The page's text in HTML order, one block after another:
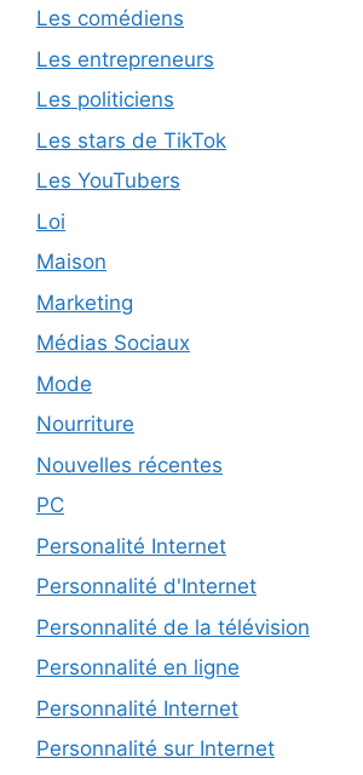
Les comédiens
Les entrepreneurs
Les politiciens
Les stars de TikTok
Les YouTubers
Loi
Maison
Marketing
Médias Sociaux
Mode
Nourriture
Nouvelles récentes
PC
Personalité Internet
Personnalité d'Internet
Personnalité de la télévision
Personnalité en ligne
Personnalité Internet
Personnalité sur Internet